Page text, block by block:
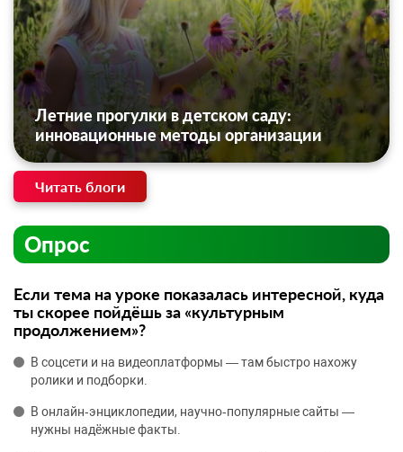
Летние прогулки в детском саду:
инновационные методы организации
Читать блоги
Опрос
Если тема на уроке показалась интересной, куда
ты скорее пойдёшь за «культурным
продолжением»?
В соцсети и на видеоплатформы — там быстро нахожу
ролики и подборки.
В онлайн‑энциклопедии, научно‑популярные сайты —
нужны надёжные факты.